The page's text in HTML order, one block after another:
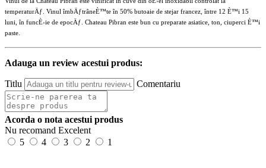
temperaturÄƒ. Vinul îmbÄƒtrâneÈ™te în 50% butoaie de stejar francez, între 12 È™i 15
luni, în funcÈ›ie de epocÄƒ. Chateau Pibran este bun cu preparate asiatice, ton, ciuperci È™i
paste.
Adauga un review acestui produs:
Titlu Comentariu
Acorda o nota acestui produs
Nu recomand Excelent
5
4 3 2 1